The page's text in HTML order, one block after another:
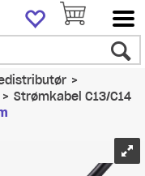
>
Strømkabel C13/C14